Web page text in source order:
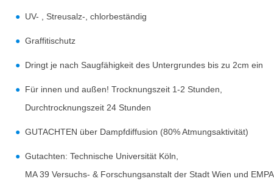
UV- , Streusalz-, chlorbeständig
Graffitischutz
Dringt je nach Saugfähigkeit des Untergrundes bis zu 2cm ein
Für innen und außen! Trocknungszeit 1-2 Stunden,
Durchtrocknungszeit 24 Stunden
GUTACHTEN über Dampfdiffusion (80% Atmungsaktivität)
Gutachten: Technische Universität Köln,
MA 39 Versuchs- & Forschungsanstalt der Stadt Wien und EMPA